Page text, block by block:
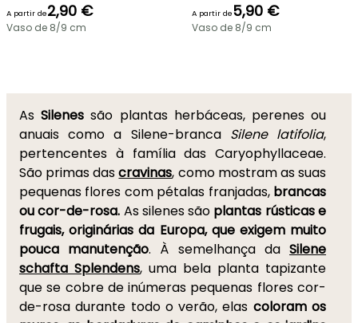
A partir de2,90 €
Vaso de 8/9 cm
A partir de5,90 €
Vaso de 8/9 cm
AsSilenes são plantas herbáceas, perenes ou
anuais como a Silene-branca Silene latifolia,
pertencentes à família das Caryophyllaceae.
São primas dascravinas, como mostram as suas
pequenas flores com pétalas franjadas, brancas
ou cor-de-rosa. As silenes são plantas rústicas e
frugais, originárias da Europa, que exigem muito
pouca manutenção. À semelhança daSilene
schafta Splendens, uma bela planta tapizante
que se cobre de inúmeras pequenas flores cor-
de-rosa durante todo o verão, elas coloram os